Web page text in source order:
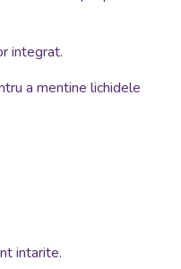
integrat.
a mentine lichidele
intarite.